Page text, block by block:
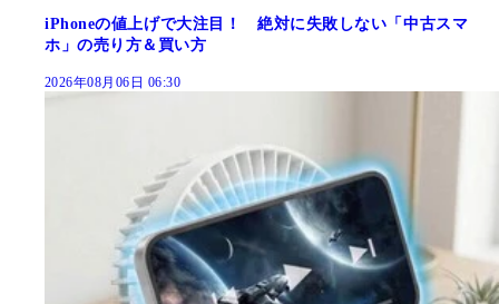
iPhoneの値上げで大注目！ 絶対に失敗しない「中古スマ
ホ」の売り方＆買い方
2026年08月06日 06:30